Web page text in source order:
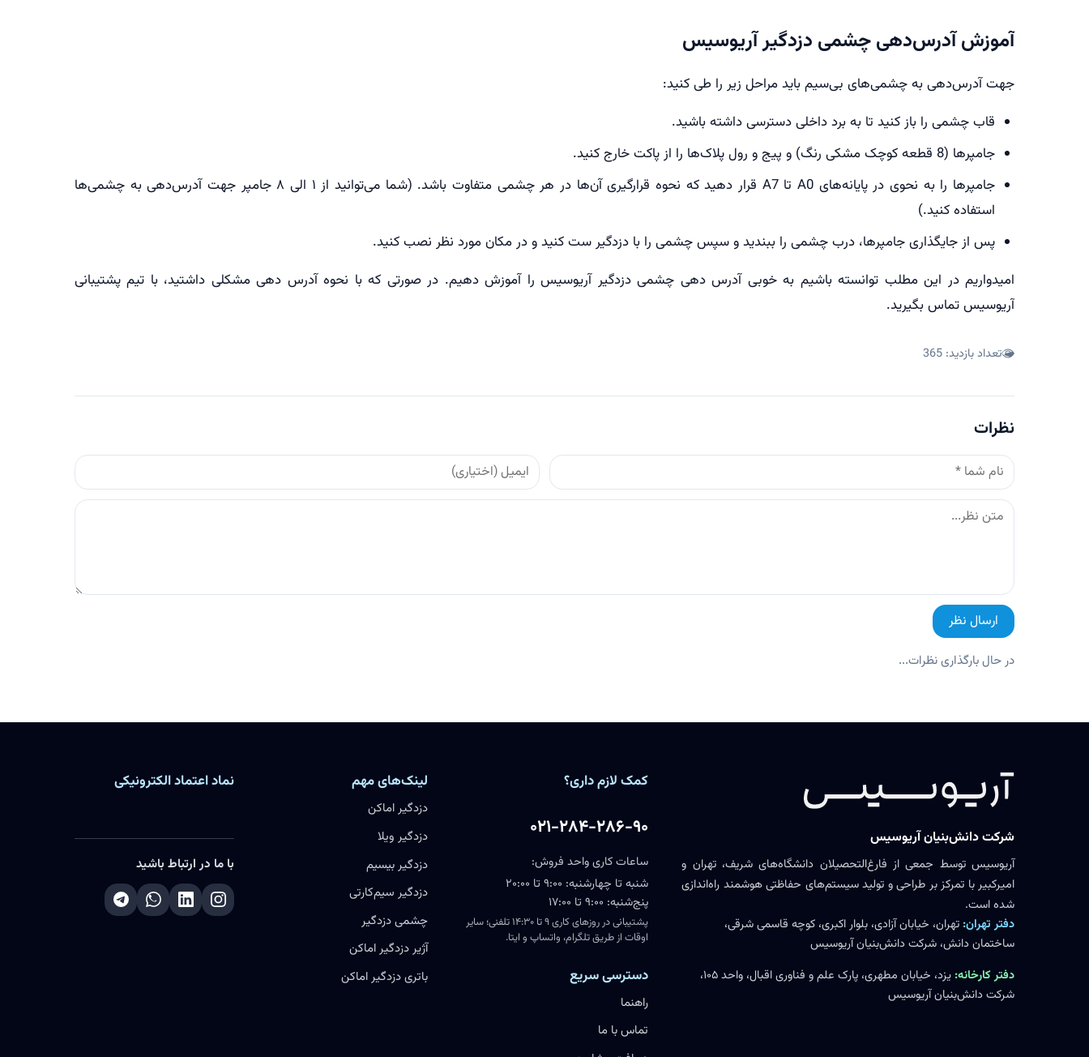
آموزش آدرس‌دهی چشمی دزدگیر آریوسیس
جهت آدرس‌دهی به چشمی‌های بی‌سیم باید مراحل زیر را طی کنید:
قاب چشمی را باز کنید تا به برد داخلی دسترسی داشته باشید.
جامپرها (8 قطعه کوچک مشکی رنگ) و پیج و رول پلاک‌ها را از پاکت خارج کنید.
جامپرها را به نحوی در پایانه‌های A0 تا A7 قرار دهید که نحوه قرارگیری آن‌ها در هر چشمی متفاوت باشد. (شما می‌توانید از ۱ الی ۸ جامپر جهت آدرس‌دهی به چشمی‌ها
استفاده کنید.)
پس از جایگذاری جامپرها، درب چشمی را ببندید و سپس چشمی را با دزدگیر ست کنید و در مکان مورد نظر نصب کنید.
امیدواریم در این مطلب توانسته باشیم به خوبی آدرس دهی چشمی دزدگیر آریوسیس را آموزش دهیم. در صورتی که با نحوه آدرس دهی مشکلی داشتید، با تیم پشتیبانی
آریوسیس تماس بگیرید.
تعداد بازدید: 365
نظرات
ارسال نظر
در حال بارگذاری نظرات...
شرکت دانش‌بنیان آریوسیس
آریوسیس توسط جمعی از فارغ‌التحصیلان دانشگاه‌های شریف، تهران و
امیرکبیر با تمرکز بر طراحی و تولید سیستم‌های حفاظتی هوشمند راه‌اندازی
شده است.
دفتر تهران: تهران، خیابان آزادی، بلوار اکبری، کوچه قاسمی شرقی،
ساختمان دانش، شرکت دانش‌بنیان آریوسیس
دفتر کارخانه:
یزد، خیابان مطهری، پارک علم و فناوری اقبال، واحد ۱۰۵،
شرکت دانش‌بنیان آریوسیس
کمک لازم داری؟
۰۲۱-۲۸۴-۲۸۶-۹۰
ساعات کاری واحد فروش:
شنبه تا چهارشنبه: ۹:۰۰ تا ۲۰:۰۰
پنج‌شنبه: ۹:۰۰ تا ۱۷:۰۰
پشتیبانی در روزهای کاری ۹ تا ۱۴:۳۰ تلفنی؛ سایر
اوقات از طریق تلگرام، واتساپ و ایتا.
دسترسی سریع
راهنما
تماس با ما
لینک‌های مهم
دزدگیر اماکن
دزدگیر ویلا
دزدگیر بیسیم
دزدگیر سیم‌کارتی
چشمی دزدگیر
آژیر دزدگیر اماکن
باتری دزدگیر اماکن
نماد اعتماد الکترونیکی
با ما در ارتباط باشید